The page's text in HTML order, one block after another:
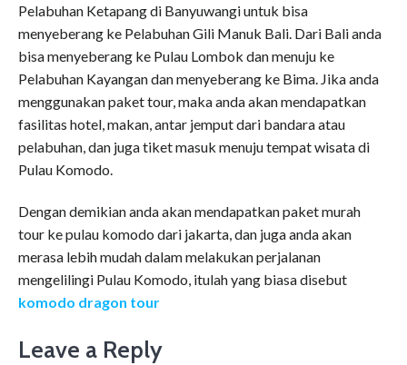
Pelabuhan Ketapang di Banyuwangi untuk bisa
menyeberang ke Pelabuhan Gili Manuk Bali. Dari Bali anda
bisa menyeberang ke Pulau Lombok dan menuju ke
Pelabuhan Kayangan dan menyeberang ke Bima. Jika anda
menggunakan paket tour, maka anda akan mendapatkan
fasilitas hotel, makan, antar jemput dari bandara atau
pelabuhan, dan juga tiket masuk menuju tempat wisata di
Pulau Komodo.
Dengan demikian anda akan mendapatkan paket murah
tour ke pulau komodo dari jakarta, dan juga anda akan
merasa lebih mudah dalam melakukan perjalanan
mengelilingi Pulau Komodo, itulah yang biasa disebut
komodo dragon tour
Leave a Reply